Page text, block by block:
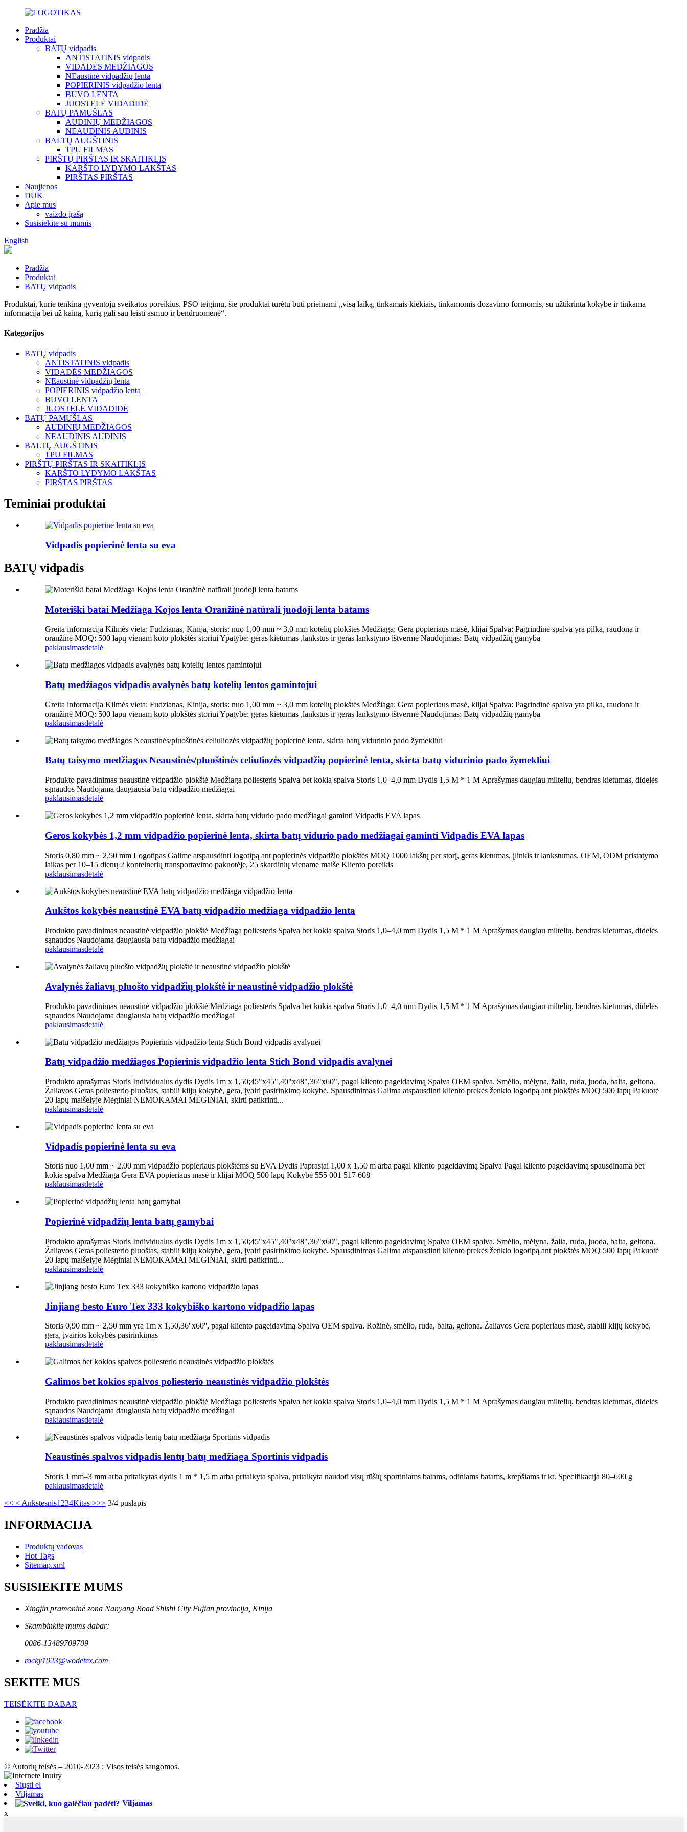
Pradžia
Produktai
BATŲ vidpadis
ANTISTATINIS vidpadis
VIDADĖS MEDŽIAGOS
NEaustinė vidpadžių lenta
POPIERINIS vidpadžio lenta
BUVO LENTA
JUOSTELĖ VIDADIDĖ
BATŲ PAMUŠLAS
AUDINIŲ MEDŽIAGOS
NEAUDINIS AUDINIS
BALTŲ AUGŠTINIS
TPU FILMAS
PIRŠTŲ PIRŠTAS IR SKAITIKLIS
KARŠTO LYDYMO LAKŠTAS
PIRŠTAS PIRŠTAS
Naujienos
DUK
Apie mus
vaizdo įrašą
Susisiekite su mumis
English
Pradžia
Produktai
BATŲ vidpadis
Produktai, kurie tenkina gyventojų sveikatos poreikius. PSO teigimu, šie produktai turėtų būti prieinami „visą laiką, tinkamais kiekiais, tinkamomis dozavimo formomis, su užtikrinta kokybe ir tinkama
informacija bei už kainą, kurią gali sau leisti asmuo ir bendruomenė“.
Kategorijos
BATŲ vidpadis
ANTISTATINIS vidpadis
VIDADĖS MEDŽIAGOS
NEaustinė vidpadžių lenta
POPIERINIS vidpadžio lenta
BUVO LENTA
JUOSTELĖ VIDADIDĖ
BATŲ PAMUŠLAS
AUDINIŲ MEDŽIAGOS
NEAUDINIS AUDINIS
BALTŲ AUGŠTINIS
TPU FILMAS
PIRŠTŲ PIRŠTAS IR SKAITIKLIS
KARŠTO LYDYMO LAKŠTAS
PIRŠTAS PIRŠTAS
Teminiai produktai
Vidpadis popierinė lenta su eva
BATŲ vidpadis
Moteriški batai Medžiaga Kojos lenta Oranžinė natūrali juodoji lenta batams
Greita informacija Kilmės vieta: Fudzianas, Kinija, storis: nuo 1,00 mm ~ 3,0 mm kotelių plokštės Medžiaga: Gera popieriaus masė, klijai Spalva: Pagrindinė spalva yra pilka, raudona ir
oranžinė MOQ: 500 lapų vienam koto plokštės storiui Ypatybė: geras kietumas ,lankstus ir geras lankstymo ištvermė Naudojimas: Batų vidpadžių gamyba
paklausimasdetalė
Batų medžiagos vidpadis avalynės batų kotelių lentos gamintojui
Greita informacija Kilmės vieta: Fudzianas, Kinija, storis: nuo 1,00 mm ~ 3,0 mm kotelių plokštės Medžiaga: Gera popieriaus masė, klijai Spalva: Pagrindinė spalva yra pilka, raudona ir
oranžinė MOQ: 500 lapų vienam koto plokštės storiui Ypatybė: geras kietumas ,lankstus ir geras lankstymo ištvermė Naudojimas: Batų vidpadžių gamyba
paklausimasdetalė
Batų taisymo medžiagos Neaustinės/pluoštinės celiuliozės vidpadžių popierinė lenta, skirta batų vidurinio pado žymekliui
Produkto pavadinimas neaustinė vidpadžio plokštė Medžiaga poliesteris Spalva bet kokia spalva Storis 1,0–4,0 mm Dydis 1,5 M * 1 M Aprašymas daugiau miltelių, bendras kietumas, didelės
sąnaudos Naudojama daugiausia batų vidpadžio medžiagai
paklausimasdetalė
Geros kokybės 1,2 mm vidpadžio popierinė lenta, skirta batų vidurio pado medžiagai gaminti Vidpadis EVA lapas
Storis 0,80 mm ~ 2,50 mm Logotipas Galime atspausdinti logotipą ant popierinės vidpadžio plokštės MOQ 1000 lakštų per storį, geras kietumas, įlinkis ir lankstumas, OEM, ODM pristatymo
laikas per 10–15 dienų 2 konteinerių transportavimo pakuotėje, 25 skardinių viename maiše Kliento poreikis
paklausimasdetalė
Aukštos kokybės neaustinė EVA batų vidpadžio medžiaga vidpadžio lenta
Produkto pavadinimas neaustinė vidpadžio plokštė Medžiaga poliesteris Spalva bet kokia spalva Storis 1,0–4,0 mm Dydis 1,5 M * 1 M Aprašymas daugiau miltelių, bendras kietumas, didelės
sąnaudos Naudojama daugiausia batų vidpadžio medžiagai
paklausimasdetalė
Avalynės žaliavų pluošto vidpadžių plokštė ir neaustinė vidpadžio plokštė
Produkto pavadinimas neaustinė vidpadžio plokštė Medžiaga poliesteris Spalva bet kokia spalva Storis 1,0–4,0 mm Dydis 1,5 M * 1 M Aprašymas daugiau miltelių, bendras kietumas, didelės
sąnaudos Naudojama daugiausia batų vidpadžio medžiagai
paklausimasdetalė
Batų vidpadžio medžiagos Popierinis vidpadžio lenta Stich Bond vidpadis avalynei
Produkto aprašymas Storis Individualus dydis Dydis 1m x 1,50;45"x45",40"x48",36"x60", pagal kliento pageidavimą Spalva OEM spalva. Smėlio, mėlyna, žalia, ruda, juoda, balta, geltona.
Žaliavos Geras poliesterio pluoštas, stabili klijų kokybė, gera, įvairi pasirinkimo kokybė. Spausdinimas Galima atspausdinti kliento prekės ženklo logotipą ant plokštės MOQ 500 lapų Pakuotė
20 lapų maišelyje Mėginiai NEMOKAMAI MĖGINIAI, skirti patikrinti...
paklausimasdetalė
Vidpadis popierinė lenta su eva
Storis nuo 1,00 mm ~ 2,00 mm vidpadžio popieriaus plokštėms su EVA Dydis Paprastai 1,00 x 1,50 m arba pagal kliento pageidavimą Spalva Pagal kliento pageidavimą spausdinama bet
kokia spalva Medžiaga Gera EVA popieriaus masė ir klijai MOQ 500 lapų Kokybė 555 001 517 608
paklausimasdetalė
Popierinė vidpadžių lenta batų gamybai
Produkto aprašymas Storis Individualus dydis Dydis 1m x 1,50;45"x45",40"x48",36"x60", pagal kliento pageidavimą Spalva OEM spalva. Smėlio, mėlyna, žalia, ruda, juoda, balta, geltona.
Žaliavos Geras poliesterio pluoštas, stabili klijų kokybė, gera, įvairi pasirinkimo kokybė. Spausdinimas Galima atspausdinti kliento prekės ženklo logotipą ant plokštės MOQ 500 lapų Pakuotė
20 lapų maišelyje Mėginiai NEMOKAMAI MĖGINIAI, skirti patikrinti...
paklausimasdetalė
Jinjiang besto Euro Tex 333 kokybiško kartono vidpadžio lapas
Storis 0,90 mm ~ 2,50 mm yra 1m x 1,50,36''x60'', pagal kliento pageidavimą Spalva OEM spalva. Rožinė, smėlio, ruda, balta, geltona. Žaliavos Gera popieriaus masė, stabili klijų kokybė,
gera, įvairios kokybės pasirinkimas
paklausimasdetalė
Galimos bet kokios spalvos poliesterio neaustinės vidpadžio plokštės
Produkto pavadinimas neaustinė vidpadžio plokštė Medžiaga poliesteris Spalva bet kokia spalva Storis 1,0–4,0 mm Dydis 1,5 M * 1 M Aprašymas daugiau miltelių, bendras kietumas, didelės
sąnaudos Naudojama daugiausia batų vidpadžio medžiagai
paklausimasdetalė
Neaustinės spalvos vidpadis lentų batų medžiaga Sportinis vidpadis
Storis 1 mm–3 mm arba pritaikytas dydis 1 m * 1,5 m arba pritaikyta spalva, pritaikyta naudoti visų rūšių sportiniams batams, odiniams batams, krepšiams ir kt. Specifikacija 80–600 g
paklausimasdetalė
<< < Ankstesnis1 234Kitas >>> 3/4 puslapis
INFORMACIJA
Produktų vadovas
Hot Tags
Sitemap.xml
SUSISIEKITE MUMS
Xingjin pramoninė zona Nanyang Road Shishi City Fujian provincija, Kinija
Skambinkite mums dabar:
0086-13489709709
rocky1023@wodetex.com
SEKITE MUS
TEISĖKITE DABAR
© Autorių teisės – 2010-2023 : Visos teisės saugomos.
Siųsti el
Viljamas
Viljamas
x